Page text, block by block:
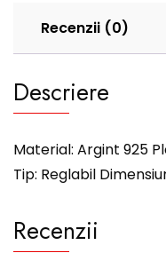
Recenzii (0)
Descriere
Material: Argint 925
Tip: Reglabil
Recenzii